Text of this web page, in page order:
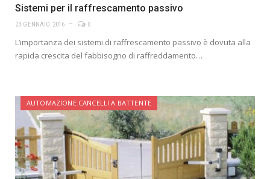
Sistemi per il raffrescamento passivo
23 GENNAIO 2016 0
L’importanza dei sistemi di raffrescamento passivo è dovuta alla
rapida crescita del fabbisogno di raffreddamento…
AUTOMAZIONE CANCELLI A BATTENTE